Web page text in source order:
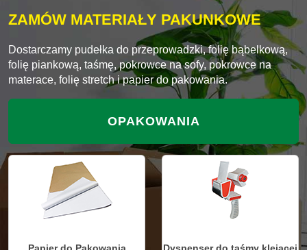
ZAMÓW MATERIAŁY PAKUNKOWE
Dostarczamy pudełka do przeprowadzki, folię bąbelkową,
folię piankową, taśmę, pokrowce na sofy, pokrowce na
materace, folię stretch i papier do pakowania.
OPAKOWANIA